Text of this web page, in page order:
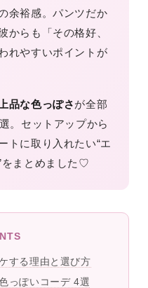
余裕感。パンツだか
からも「その格好、
れやすいポイントが
品な色っぽさが全部
。セットアップから
トに取り入れたい“エ
をまとめました♡
する理由と選び方
っぽいコーデ 4選